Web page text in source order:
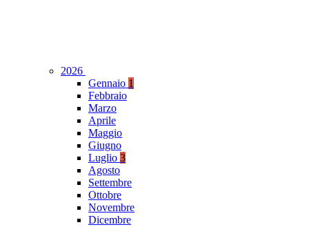
2026
Gennaio 1
Febbraio
Marzo
Aprile
Maggio
Giugno
Luglio 3
Agosto
Settembre
Ottobre
Novembre
Dicembre